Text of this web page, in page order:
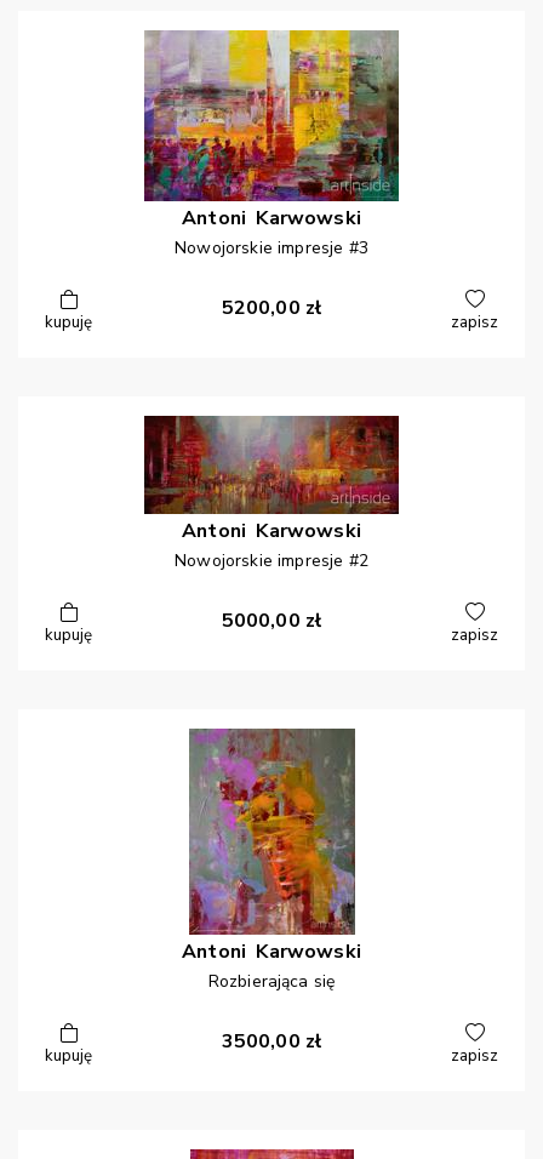
Antoni Karwowski
Nowojorskie impresje #3
kupuję
5200,00 zł
zapisz
Antoni Karwowski
Nowojorskie impresje #2
kupuję
5000,00 zł
zapisz
Antoni Karwowski
Rozbierająca się
kupuję
3500,00 zł
zapisz